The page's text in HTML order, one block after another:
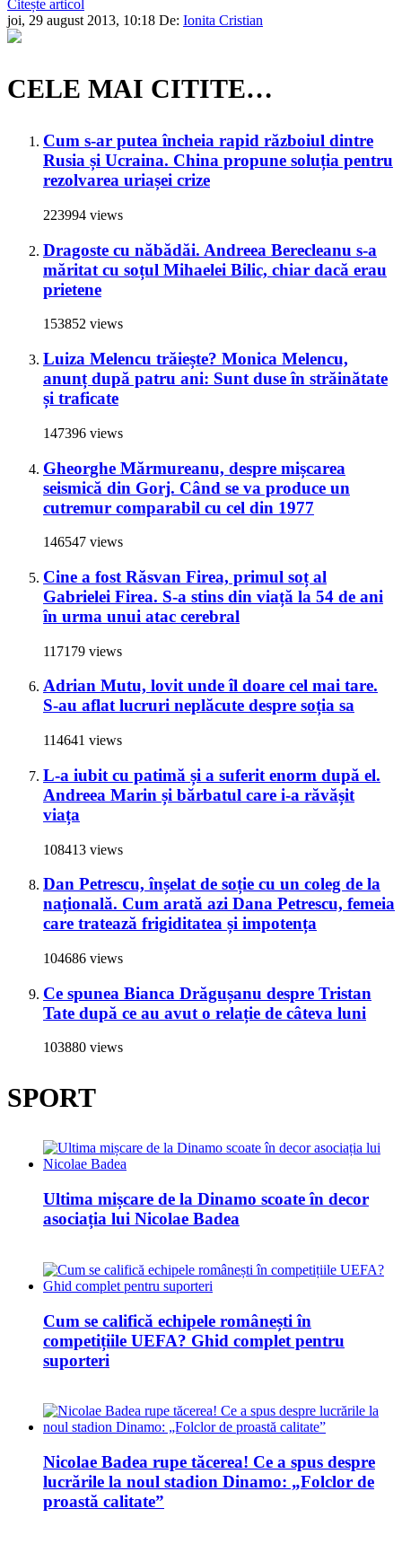
Citește articol
joi, 29 august 2013, 10:18 De: Ionita Cristian
CELE MAI CITITE…
Cum s-ar putea încheia rapid războiul dintre
Rusia și Ucraina. China propune soluția pentru
rezolvarea uriașei crize
223994 views
Dragoste cu năbădăi. Andreea Berecleanu s-a
măritat cu soțul Mihaelei Bilic, chiar dacă erau
prietene
153852 views
Luiza Melencu trăiește? Monica Melencu,
anunț după patru ani: Sunt duse în străinătate
și traficate
147396 views
Gheorghe Mărmureanu, despre mișcarea
seismică din Gorj. Când se va produce un
cutremur comparabil cu cel din 1977
146547 views
Cine a fost Răsvan Firea, primul soț al
Gabrielei Firea. S-a stins din viață la 54 de ani
în urma unui atac cerebral
117179 views
Adrian Mutu, lovit unde îl doare cel mai tare.
S-au aflat lucruri neplăcute despre soția sa
114641 views
L-a iubit cu patimă și a suferit enorm după el.
Andreea Marin și bărbatul care i-a răvășit
viața
108413 views
Dan Petrescu, înșelat de soție cu un coleg de la
națională. Cum arată azi Dana Petrescu, femeia
care tratează frigiditatea și impotența
104686 views
Ce spunea Bianca Drăgușanu despre Tristan
Tate după ce au avut o relație de câteva luni
103880 views
SPORT
Ultima mișcare de la Dinamo scoate în decor
asociația lui Nicolae Badea
Cum se califică echipele românești în
competițiile UEFA? Ghid complet pentru
suporteri
Nicolae Badea rupe tăcerea! Ce a spus despre
lucrările la noul stadion Dinamo: „Folclor de
proastă calitate”